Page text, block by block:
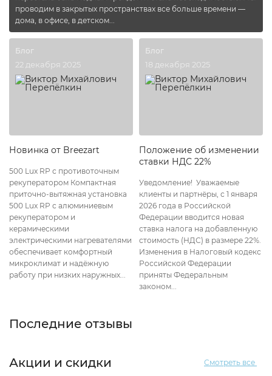
проводим в закрытых пространствах все больше времени —
дома, в офисе, в детском...
Блог
22 декабря 2025
Новинка от Breezart
500 Lux RP с противоточным
рекуператором Компактная
приточно-вытяжная установка
500 Lux RP с алюминиевым
рекуператором и
керамическими
электрическими нагревателями
обеспечивает комфортный
микроклимат и надёжную
работу при низких наружных...
Блог
18 декабря 2025
Положение об изменении
ставки НДС 22%
Уведомление! Уважаемые
клиенты и партнёры, с 1 января
2026 года в Российской
Федерации вводится новая
ставка налога на добавленную
стоимость (НДС) в размере 22%.
Изменения в Налоговый кодекс
Российской Федерации
приняты Федеральным
законом...
Последние отзывы
Акции и скидки Смотреть все